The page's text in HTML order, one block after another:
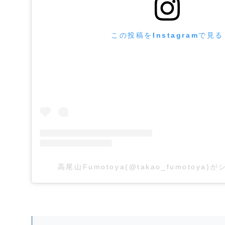
この投稿をInstagramで見る
高尾山Fumotoya(@takao_fumotoya)がシ